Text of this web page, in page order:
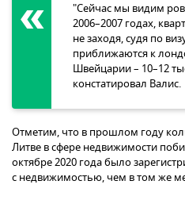
"Сейчас мы видим
2006–2007 годах,
не заходя, судя по
приближаются к
Швейцарии – 10–12
констатировал Валис.
Отметим, что в прошлом году
Литве в сфере недвижимости
октябре 2020 года было
с недвижимостью, чем в том же